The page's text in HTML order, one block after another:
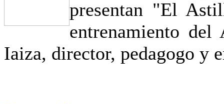
presentan "El
entrenamiento
Iaiza, director, pedagogo y